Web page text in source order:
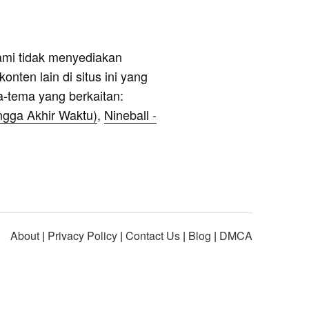
tidak menyediakan
lain di situs ini yang
tema yang berkaitan:
Akhir Waktu), Nineball -
About | Privacy Policy | Contact Us | Blog | DMCA